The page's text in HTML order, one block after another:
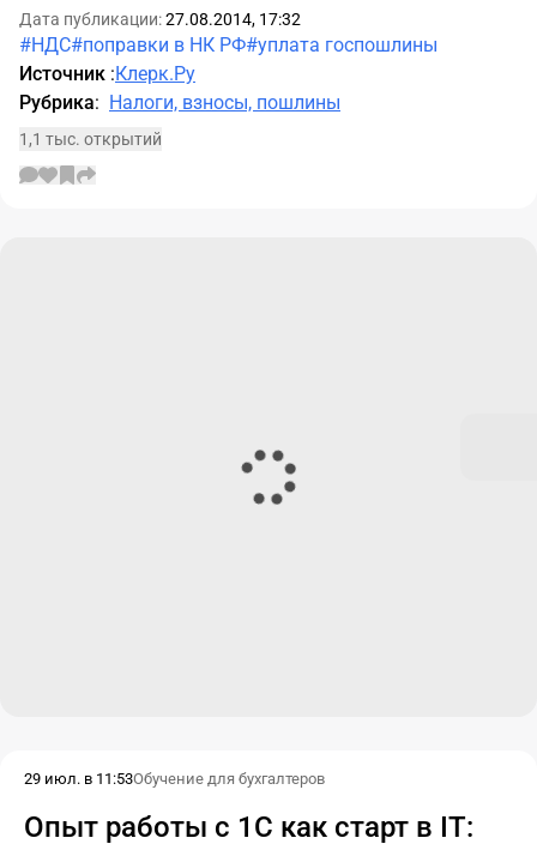
Дата публикации:27.08.2014, 17:32
#НДС#поправки в НК РФ#уплата госпошлины
Источник :Клерк.Ру
Рубрика: Налоги, взносы, пошлины
1,1 тыс. открытий
29 июл. в 11:53Обучение для бухгалтеров
Опыт работы с 1С как старт в IT: